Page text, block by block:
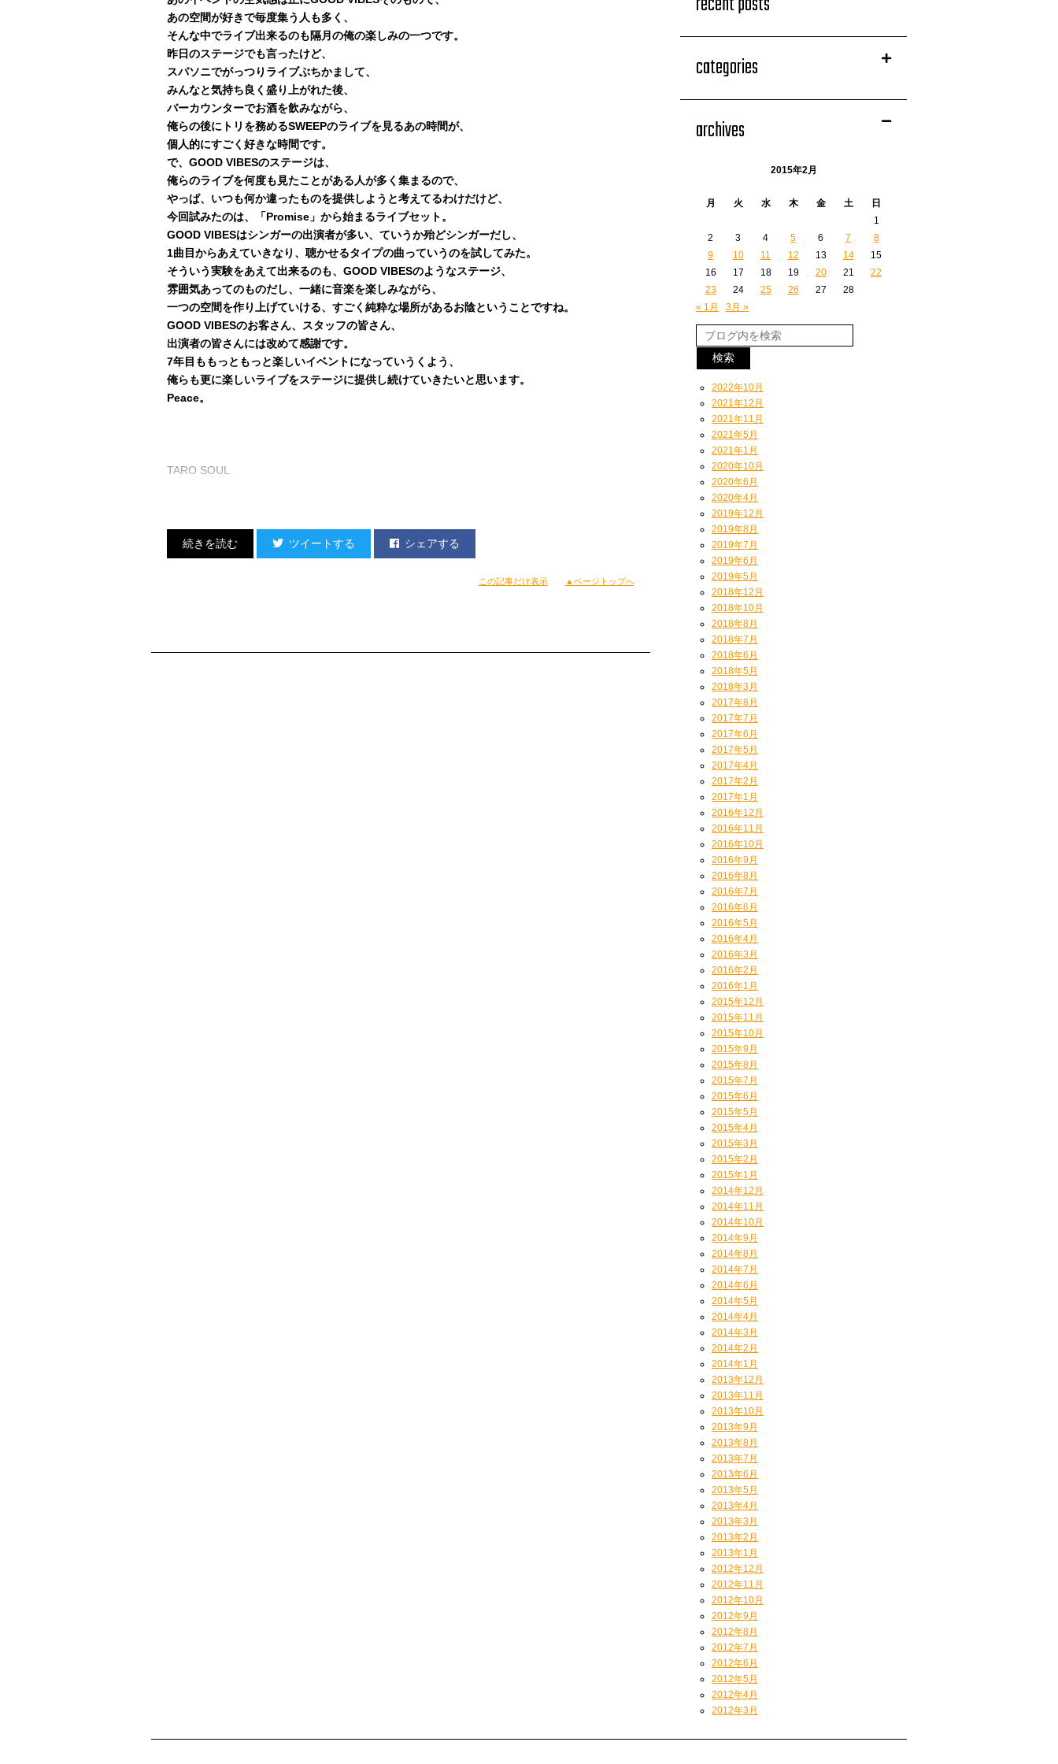
あの空間が好きで毎度集う人も多く、
そんな中でライブ出来るのも隔月の俺の楽しみの一つです。
昨日のステージでも言ったけど、
スパソニでがっつりライブぶちかまして、
みんなと気持ち良く盛り上がれた後、
バーカウンターでお酒を飲みながら、
俺らの後にトリを務めるSWEEPのライブを見るあの時間が、
個人的にすごく好きな時間です。
で、GOOD VIBESのステージは、
俺らのライブを何度も見たことがある人が多く集まるので、
やっぱ、いつも何か違ったものを提供しようと考えてるわけだけど、
今回試みたのは、「Promise」から始まるライブセット。
GOOD VIBESはシンガーの出演者が多い、ていうか殆どシンガーだし、
1曲目からあえていきなり、聴かせるタイプの曲っていうのを試してみた。
そういう実験をあえて出来るのも、GOOD VIBESのようなステージ、
雰囲気あってのものだし、一緒に音楽を楽しみながら、
一つの空間を作り上げていける、すごく純粋な場所があるお陰ということですね。
GOOD VIBESのお客さん、スタッフの皆さん、
出演者の皆さんには改めて感謝です。
7年目ももっともっと楽しいイベントになっていうくよう、
俺らも更に楽しいライブをステージに提供し続けていきたいと思います。
Peace。
TARO SOUL
ツイートする シェアする
この記事だけ表示 ▲ページトップへ
categories
archives
2015年2月
月 火 水 木 金 土
日
1
2
3 4 5 6 7
8
9
10 11 12 13 14
15
16
17 18 19 20 21
22
23
24 25 26 27
28
« 1月
3月 »
2022年10月
2021年12月
2021年11月
2021年5月
2021年1月
2020年10月
2020年6月
2020年4月
2019年12月
2019年8月
2019年7月
2019年6月
2019年5月
2018年12月
2018年10月
2018年8月
2018年7月
2018年6月
2018年5月
2018年3月
2017年8月
2017年7月
2017年6月
2017年5月
2017年4月
2017年2月
2017年1月
2016年12月
2016年11月
2016年10月
2016年9月
2016年8月
2016年7月
2016年6月
2016年5月
2016年4月
2016年3月
2016年2月
2016年1月
2015年12月
2015年11月
2015年10月
2015年9月
2015年8月
2015年7月
2015年6月
2015年5月
2015年4月
2015年3月
2015年2月
2015年1月
2014年12月
2014年11月
2014年10月
2014年9月
2014年8月
2014年7月
2014年6月
2014年5月
2014年4月
2014年3月
2014年2月
2014年1月
2013年12月
2013年11月
2013年10月
2013年9月
2013年8月
2013年7月
2013年6月
2013年5月
2013年4月
2013年3月
2013年2月
2013年1月
2012年12月
2012年11月
2012年10月
2012年9月
2012年8月
2012年7月
2012年6月
2012年5月
2012年4月
2012年3月